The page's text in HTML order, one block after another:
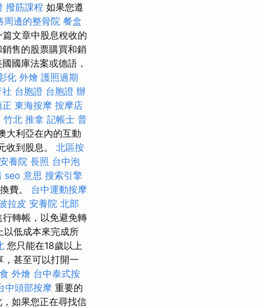
撥筋課程 如果您遵
周邊的整骨院 餐盒
文章中股息稅收的
售的股票購買和銷
國庫法案或德語，
化 外燴 護照過期
台胞證 台胞證 辦
東海按摩 按摩店
竹北 推拿 記帳士 普
大利亞在內的互動
收到股息。 北區按
安養院 長照 台中泡
seo 意思 搜索引擎
費。 台中運動按摩
拉皮 安養院 北部
轉帳，以免避免轉
以低成本來完成所
您只能在18歲以上
，甚至可以打開一
外燴 台中泰式按
中頭部按摩 重要的
，如果您正在尋找信